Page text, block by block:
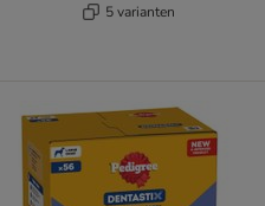
5 varianten